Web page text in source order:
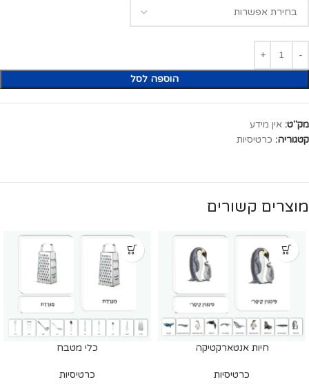
הוספה לסל
מק"ט: אין מידע
קטגוריה: כרטיסיות
מוצרים קשורים
חיות אנטארקטיקה
כרטיסיות
כלי מטבח
כרטיסיות